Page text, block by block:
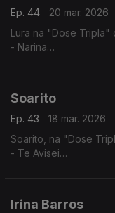
Ep. 44
20 mar. 2026
Lura na "Dose Tripla"
- Narina
Soarito
Ep. 43
18 mar. 2026
Soarito, na "Dose
- Te Avisei
Irina Barros